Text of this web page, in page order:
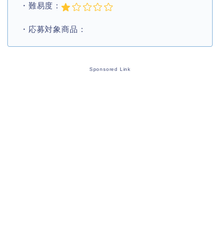
・難易度：
・応募対象商品：
Sponsored Link